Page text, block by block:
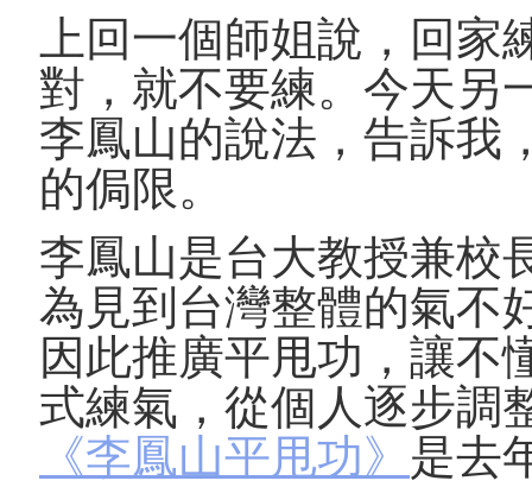
上回一個師姐說，回家
對，就不要練。今天另
李鳳山的說法，告訴我
的侷限。
李鳳山是台大教授兼校
為見到台灣整體的氣不
因此推廣平甩功，讓不
式練氣，從個人逐步調
《李鳳山平甩功》 是去